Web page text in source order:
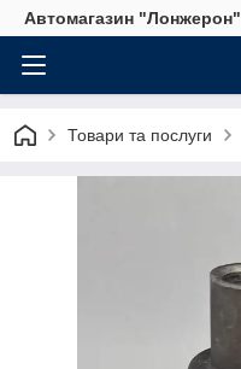
Автомагазин "Лонжерон"
Товари та послуги